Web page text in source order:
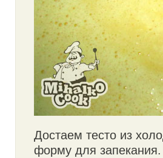
Достаем тесто из
форму для